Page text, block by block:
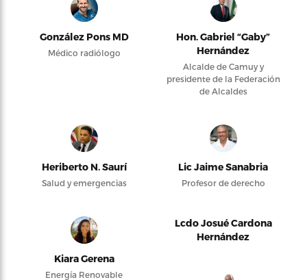
González Pons MD
Médico radiólogo
Hon. Gabriel “Gaby”
Hernández
Alcalde de Camuy y
presidente de la Federación
de Alcaldes
Heriberto N. Saurí
Salud y emergencias
Lic Jaime Sanabria
Profesor de derecho
Kiara Gerena
Energía Renovable
Lcdo Josué Cardona
Hernández